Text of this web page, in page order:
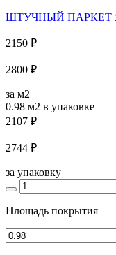
ШТУЧНЫЙ ПАРКЕТ
2150 ₽
2800 ₽
за м2
0.98 м2 в упаковке
2107 ₽
2744 ₽
за упаковку
Площадь покрытия